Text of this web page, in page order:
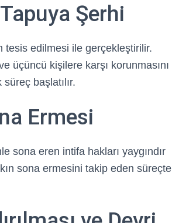
Şerhi
tesis edilmesi ile gerçekleştirilir.
üçüncü kişilere karşı korunmasını
başlatılır.
Ermesi
sona eren intifa hakları yaygındır
sona ermesini takip eden süreçte